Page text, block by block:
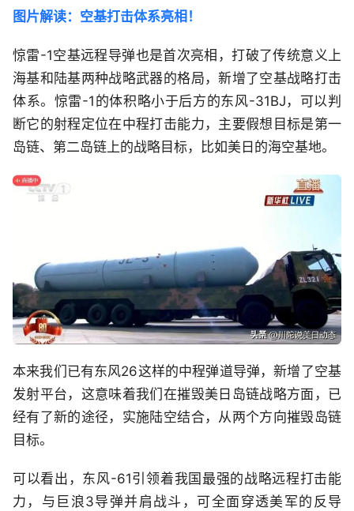
图片解读：空基打击体系亮相！
惊雷-1空基远程导弹也是首次亮相，打破了传统意义上
海基和陆基两种战略武器的格局，新增了空基战略打击
体系。惊雷-1的体积略小于后方的东风-31BJ，可以判
断它的射程定位在中程打击能力，主要假想目标是第一
岛链、第二岛链上的战略目标，比如美日的海空基地。
本来我们已有东风26这样的中程弹道导弹，新增了空基
发射平台，这意味着我们在摧毁美日岛链战略方面，已
经有了新的途径，实施陆空结合，从两个方向摧毁岛链
目标。
可以看出，东风-61引领着我国最强的战略远程打击能
力，与巨浪3导弹并肩战斗，可全面穿透美军的反导